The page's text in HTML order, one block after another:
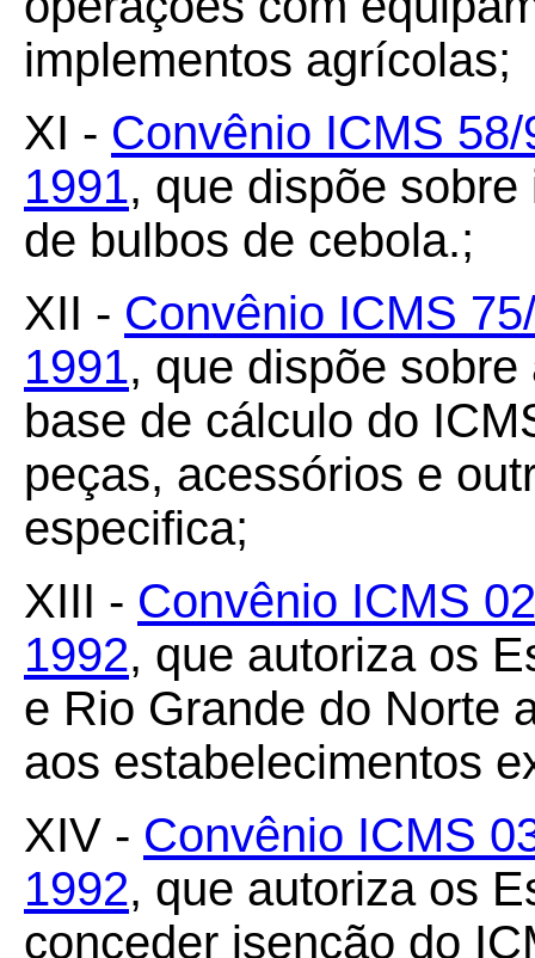
implementos agrícolas;
XI - Convênio ICMS
1991, que dispõe
de bulbos de cebola.;
XII - Convênio ICMS
1991, que dispõe
base de cálculo do
peças, acessórios e
especifica;
XIII - Convênio ICMS
1992, que autoriza os
e Rio Grande do Norte
aos estabelecimentos
XIV - Convênio ICMS
1992, que autoriza os
conceder isenção do